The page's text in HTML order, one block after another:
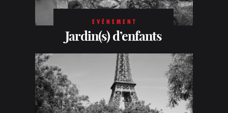
EVÉNEMENT
Jardin(s) d’enfants